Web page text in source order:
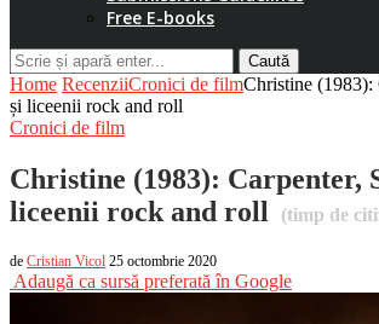
Free E-books
Caută
Home RecenziiCronici de filmChristine (1983):
și liceenii rock and roll
Cronici de film
Christine (1983): Carpenter,
liceenii rock and roll
(timp de
de Cristian Vicol 25 octombrie 2020
Adaugă ca sursă preferată în Google